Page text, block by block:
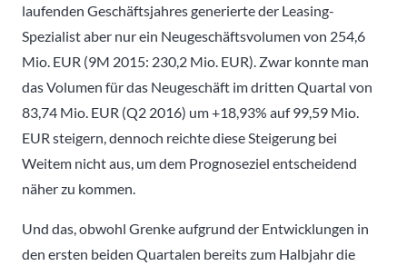
laufenden Geschäftsjahres generierte der Leasing-
Spezialist aber nur ein Neugeschäftsvolumen von 254,6
Mio. EUR (9M 2015: 230,2 Mio. EUR). Zwar konnte man
das Volumen für das Neugeschäft im dritten Quartal von
83,74 Mio. EUR (Q2 2016) um +18,93% auf 99,59 Mio.
EUR steigern, dennoch reichte diese Steigerung bei
Weitem nicht aus, um dem Prognoseziel entscheidend
näher zu kommen.
Und das, obwohl Grenke aufgrund der Entwicklungen in
den ersten beiden Quartalen bereits zum Halbjahr die